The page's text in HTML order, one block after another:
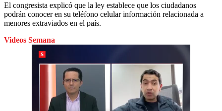
El congresista explicó que la ley establece que los ciudadanos
podrán conocer en su teléfono celular información relacionada a
menores extraviados en el país.
Videos Semana